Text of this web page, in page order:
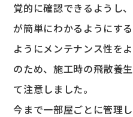
覚的に確認できるようし
が簡単にわかるようにす
ようにメンテナンス性を
のため、施工時の飛散養
て注意しました。
今まで一部屋ごとに管理